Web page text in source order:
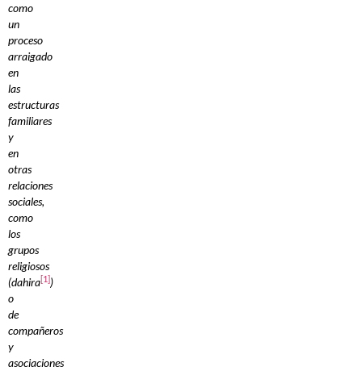
como
un
proceso
arraigado
en
las
estructuras
familiares
y
en
otras
relaciones
sociales,
como
los
grupos
religiosos
(dahira[1])
o
de
compañeros
y
asociaciones